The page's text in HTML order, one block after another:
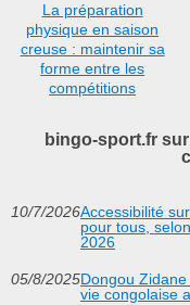
La préparation
physique en saison
creuse : maintenir sa
forme entre les
compétitions
bingo-sport.fr
10/7/2026Accessibilité
pour tous,
2026
05/8/2025Dongou
vie congolaise